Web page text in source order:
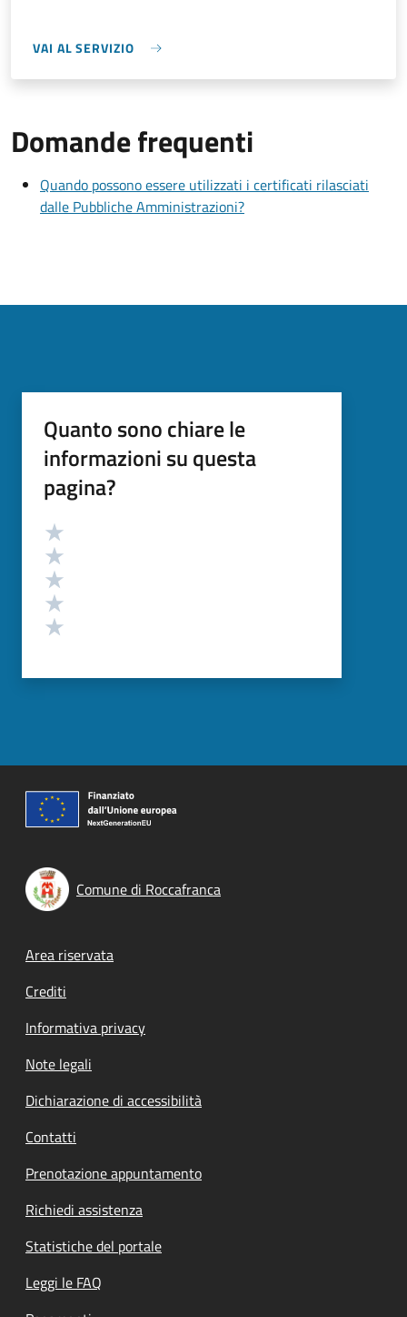
VAI AL SERVIZIO
Domande frequenti
Quando possono essere utilizzati i certificati rilasciati
dalle Pubbliche Amministrazioni?
Quanto sono chiare le
informazioni su questa
pagina?
Valutazione
Comune di Roccafranca
Footer menu
Area riservata
Crediti
Informativa privacy
Note legali
Dichiarazione di accessibilità
Contatti
Prenotazione appuntamento
Richiedi assistenza
Statistiche del portale
Leggi le FAQ